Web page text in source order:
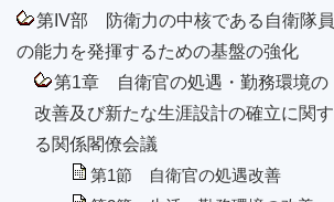
第IV部 防衛力の中核である自衛隊員
の能力を発揮するための基盤の強化
第1章 自衛官の処遇・勤務環境の
改善及び新たな生涯設計の確立に関す
る関係閣僚会議
第1節 自衛官の処遇改善